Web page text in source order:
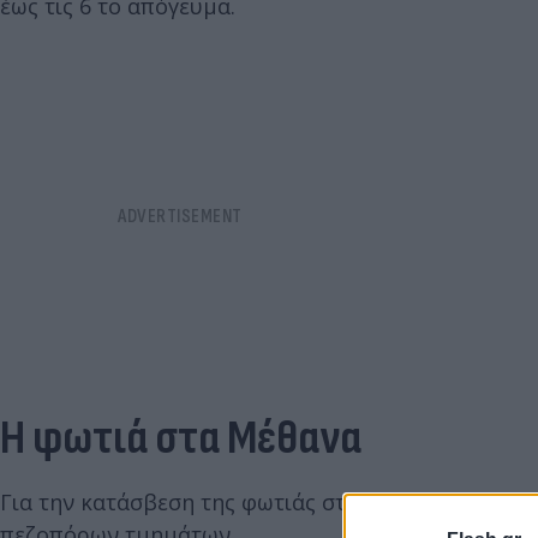
έως τις 6 το απόγευμα.
Η φωτιά στα Μέθανα
Για την κατάσβεση της φωτιάς στην περιοχή